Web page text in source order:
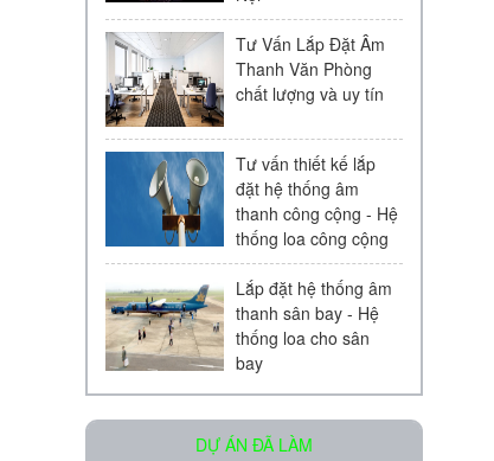
Loa âm trần KAC - 104 | Chính
Liên hệ
Micro Bosch LBC 2900/20
Tư Vấn Lắp Đặt Âm
Thanh Văn Phòng
chất lượng và uy tín
Tư vấn thiết kế lắp
đặt hệ thống âm
thanh công cộng - Hệ
thống loa công cộng
Lắp đặt hệ thống âm
thanh sân bay - Hệ
thống loa cho sân
bay
DỰ ÁN ĐÃ LÀM